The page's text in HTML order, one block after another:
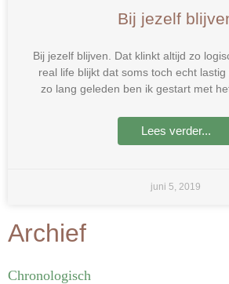
Bij jezelf
Bij jezelf blijven. Dat klinkt altijd zo
real life blijkt dat soms toch echt
zo lang geleden ben ik gestart met
Lees verder...
juni 5, 2019
Archief
Chronologisch